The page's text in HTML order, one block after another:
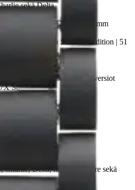
sekä Delta
Mk2, Mk2i sekä Mk3i – 51 mm
2 ja 3
2) – Sapphire ja Standard Edition | 51
3 Sapphire
5X Plus
myös Sapphire sekä Solar -versiot
Solar-versiot
mm, AMOLED
Solar, Sapphire
801 ja 901
Edition
Charlie, Delta, myös Sapphire sekä